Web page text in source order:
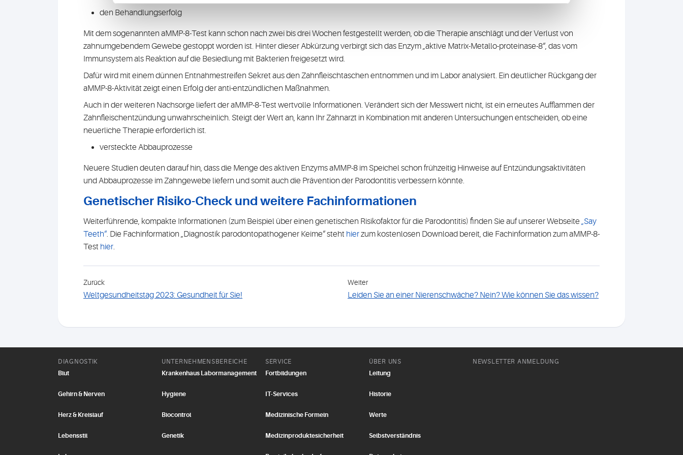
den Behandlungserfolg
Mit dem sogenannten aMMP-8-Test kann schon nach zwei bis drei Wochen festgestellt werden, ob die Therapie anschlägt und der Verlust von
zahnumgebendem Gewebe gestoppt worden ist. Hinter dieser Abkürzung verbirgt sich das Enzym „aktive Matrix-Metallo-proteinase-8“, das vom
Immunsystem als Reaktion auf die Besiedlung mit Bakterien freigesetzt wird.
Dafür wird mit einem dünnen Entnahmestreifen Sekret aus den Zahnfleischtaschen entnommen und im Labor analysiert. Ein deutlicher Rückgang der
aMMP-8-Aktivität zeigt einen Erfolg der anti-entzündlichen Maßnahmen.
Auch in der weiteren Nachsorge liefert der aMMP-8-Test wertvolle Informationen. Verändert sich der Messwert nicht, ist ein erneutes Aufflammen der
Zahnfleischentzündung unwahrscheinlich. Steigt der Wert an, kann Ihr Zahnarzt in Kombination mit anderen Untersuchungen entscheiden, ob eine
neuerliche Therapie erforderlich ist.
versteckte Abbauprozesse
Neuere Studien deuten darauf hin, dass die Menge des aktiven Enzyms aMMP-8 im Speichel schon frühzeitig Hinweise auf Entzündungsaktivitäten
und Abbauprozesse im Zahngewebe liefern und somit auch die Prävention der Parodontitis verbessern könnte.
Genetischer Risiko-Check und weitere Fachinformationen
Weiterführende, kompakte Informationen (zum Beispiel über einen genetischen Risikofaktor für die Parodontitis) finden Sie auf unserer Webseite „Say
Teeth“. Die Fachinformation „Diagnostik parodontopathogener Keime“ steht hierzum kostenlosen Download bereit, die Fachinformation zum aMMP-8-
Test hier.
Zurück
Weltgesundheitstag 2023: Gesundheit für Sie!
Weiter
Leiden Sie an einer Nierenschwäche? Nein? Wie können Sie das wissen?
DIAGNOSTIK
Blut
Gehirn & Nerven
Herz & Kreislauf
Lebensstil
UNTERNEHMENSBEREICHE
Krankenhaus Labormanagement
Hygiene
Biocontrol
Genetik
SERVICE
Fortbildungen
IT-Services
Medizinische Formeln
Medizinproduktesicherheit
ÜBER UNS
Leitung
Historie
Werte
Selbstverständnis
NEWSLETTER ANMELDUNG